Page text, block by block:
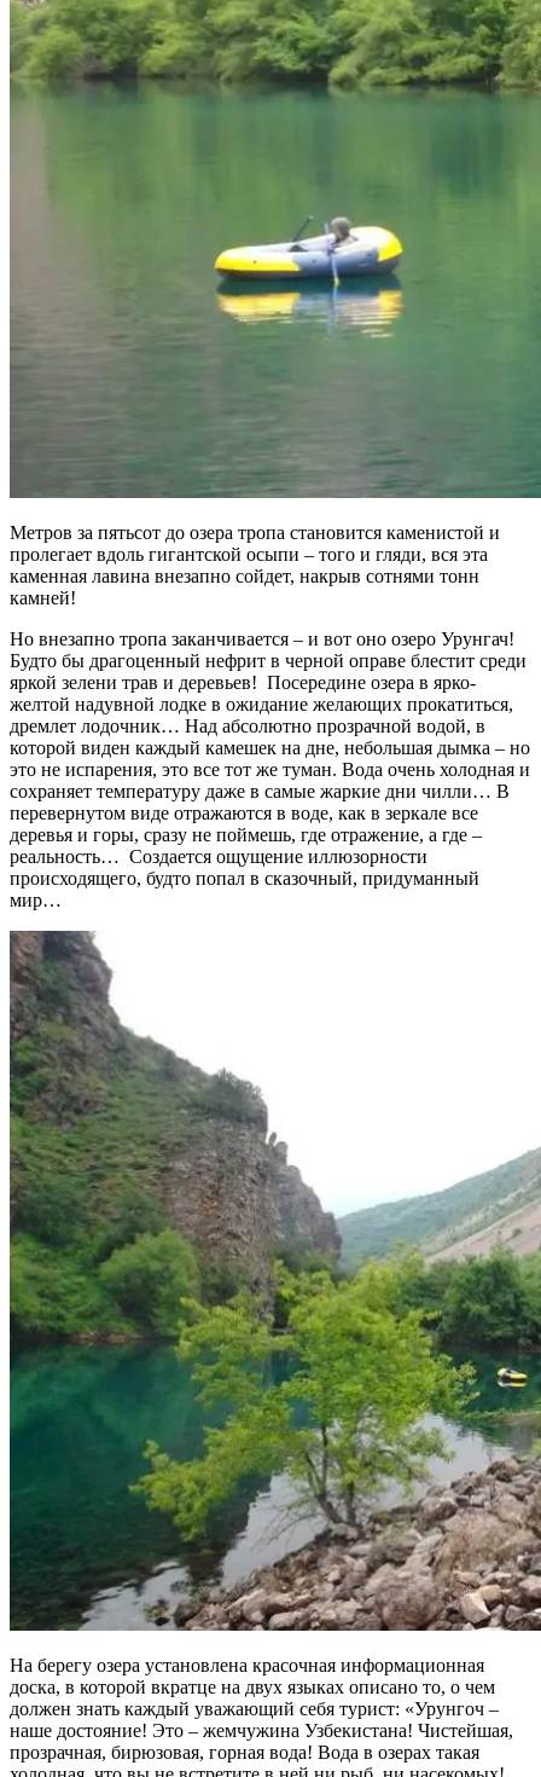
Метров за пятьсот до озера тропа становится каменистой и
пролегает вдоль гигантской осыпи – того и гляди, вся эта
каменная лавина внезапно сойдет, накрыв сотнями тонн
камней!
Но внезапно тропа заканчивается – и вот оно озеро Урунгач!
Будто бы драгоценный нефрит в черной оправе блестит среди
яркой зелени трав и деревьев! Посередине озера в ярко-
желтой надувной лодке в ожидание желающих прокатиться,
дремлет лодочник… Над абсолютно прозрачной водой, в
которой виден каждый камешек на дне, небольшая дымка – но
это не испарения, это все тот же туман. Вода очень холодная и
сохраняет температуру даже в самые жаркие дни чилли… В
перевернутом виде отражаются в воде, как в зеркале все
деревья и горы, сразу не поймешь, где отражение, а где –
реальность… Создается ощущение иллюзорности
происходящего, будто попал в сказочный, придуманный
мир…
На берегу озера установлена красочная информационная
доска, в которой вкратце на двух языках описано то, о чем
должен знать каждый уважающий себя турист: «Урунгоч –
наше достояние! Это – жемчужина Узбекистана! Чистейшая,
прозрачная, бирюзовая, горная вода! Вода в озерах такая